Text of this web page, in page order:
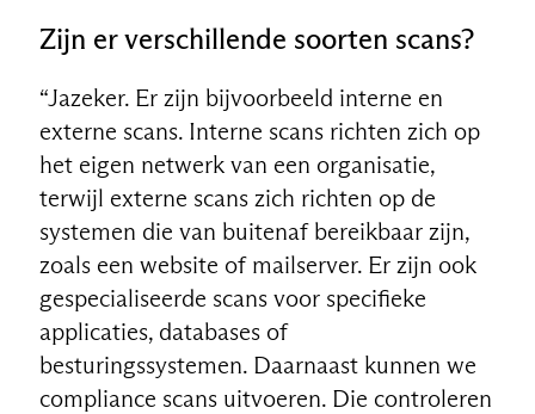
Zijn er verschillende soorten scans?
“Jazeker. Er zijn bijvoorbeeld interne en
externe scans. Interne scans richten zich op
het eigen netwerk van een organisatie,
terwijl externe scans zich richten op de
systemen die van buitenaf bereikbaar zijn,
zoals een website of mailserver. Er zijn ook
gespecialiseerde scans voor specifieke
applicaties, databases of
besturingssystemen. Daarnaast kunnen we
compliance scans uitvoeren. Die controleren